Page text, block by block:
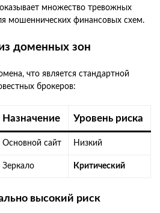
множество тревожных
мошеннических финансовых схем.
доменных зон
что является стандартной
брокеров:
Назначение Уровень риска
Основной сайт Низкий
Зеркало Критический
высокий риск